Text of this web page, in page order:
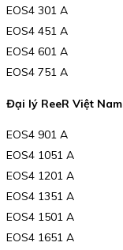
EOS4 301 A
EOS4 451 A
EOS4 601 A
EOS4 751 A
Đại lý ReeR Việt Nam
EOS4 901 A
EOS4 1051 A
EOS4 1201 A
EOS4 1351 A
EOS4 1501 A
EOS4 1651 A